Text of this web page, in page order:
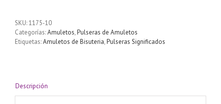
vida
cantidad
SKU:1175-10
Categorías:Amuletos,Pulseras de Amuletos
Etiquetas:Amuletos de Bisuteria,Pulseras Significados
Descripción